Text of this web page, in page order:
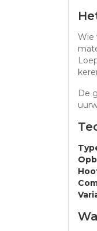
Wie
De